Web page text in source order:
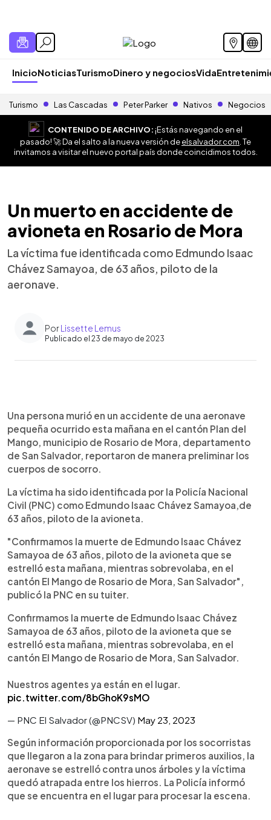
InicioNoticiasTurismoDinero y negociosVida
Turismo Las Cascadas Peter Parker Nativos Negocios
CONTENIDO DE ARCHIVO:¡Estás navegando en el
pasado! 🚀 Da el salto a la nueva versión deelsalvador.com . Te
invitamos a visitar el nuevo portal país donde coincidimos todos.
Un muerto en accidente de
avioneta en Rosario de Mora
La víctima fue identificada como Edmundo Isaac
Chávez Samayoa, de 63 años, piloto de la
aeronave.
PorLissette Lemus
Publicado el 23 de mayo de 2023
Escuchar artículo
Una persona murió en un accidente de una aeronave
pequeña ocurrido esta mañana en el cantón Plan del
Mango, municipio de Rosario de Mora, departamento
de San Salvador, reportaron de manera preliminar los
cuerpos de socorro.
La víctima ha sido identificada por la Policía Nacional
Civil (PNC) como Edmundo Isaac Chávez Samayoa,de
63 años, piloto de la avioneta.
"Confirmamos la muerte de Edmundo Isaac Chávez
Samayoa de 63 años, piloto de la avioneta que se
estrelló esta mañana, mientras sobrevolaba, en el
cantón El Mango de Rosario de Mora, San Salvador",
publicó la PNC en su tuiter.
Confirmamos la muerte de Edmundo Isaac Chávez
Samayoa de 63 años, piloto de la avioneta que se
estrelló esta mañana, mientras sobrevolaba, en el
cantón El Mango de Rosario de Mora, San Salvador.
Nuestros agentes ya están en el lugar.
pic.twitter.com/8bGhoK9sMO
— PNC El Salvador (@PNCSV) May 23, 2023
Según información proporcionada por los socorristas
que llegaron a la zona para brindar primeros auxilios, la
aeronave se estrelló contra unos árboles y la víctima
quedó atrapada entre los hierros. La Policía informó
que se encuentra en el lugar para procesar la escena.